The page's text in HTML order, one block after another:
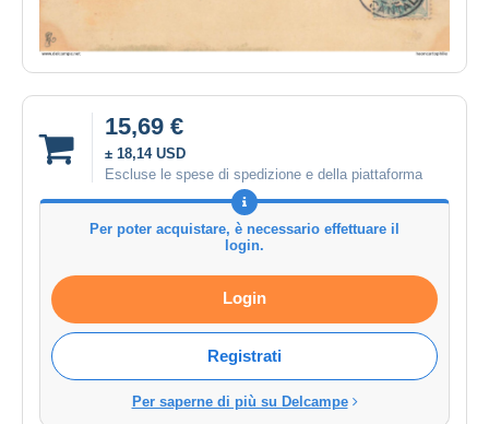
15,69 €
± 18,14 USD
Escluse le spese di spedizione e della piattaforma
Per poter acquistare, è necessario effettuare il
login.
Login
Registrati
Per saperne di più su Delcampe